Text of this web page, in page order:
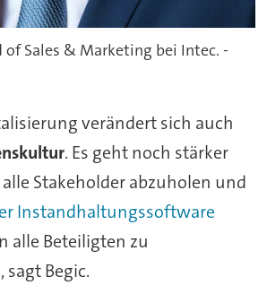
of Sales & Marketing bei Intec. -
verändert sich auch
. Es geht noch stärker
Stakeholder abzuholen und
Instandhaltungssoftware
alle Beteiligten zu
Begic.